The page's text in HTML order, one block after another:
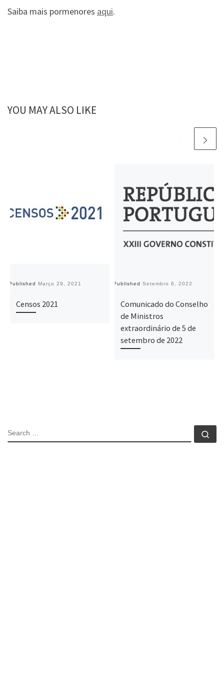
Saiba mais pormenores aqui.
YOU MAY ALSO LIKE
Published Março 29, 2021
Censos 2021
Published Setembro 6, 2022
Comunicado do Conselho
de Ministros
extraordinário de 5 de
setembro de 2022
SEARCH